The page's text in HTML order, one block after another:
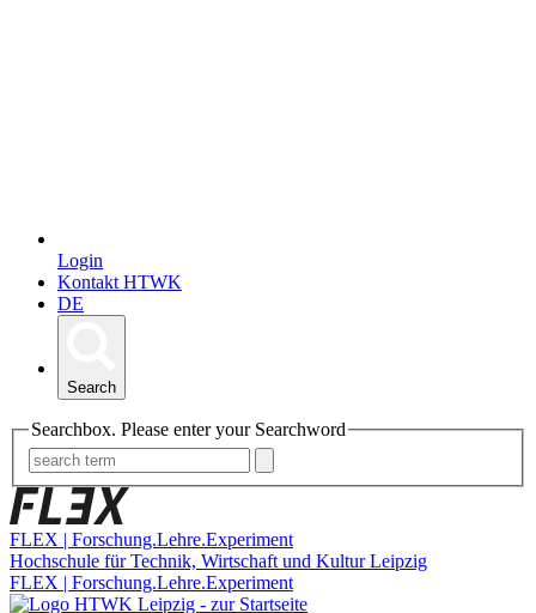
Login
Kontakt HTWK
DE
Search
Searchbox. Please enter your Searchword
FLEX | Forschung.Lehre.Experiment
Hochschule für Technik, Wirtschaft und Kultur Leipzig
FLEX | Forschung.Lehre.Experiment